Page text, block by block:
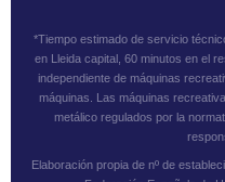
*Tiempo estimado de servicio
en Lleida capital, 60 minutos en el
independiente de máquinas
máquinas. Las máquinas
metálico regulados por la
Elaboración propia de nº de